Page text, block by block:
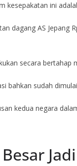
kesepakatan ini
dagang AS Jepang
secara bertahap
bahkan sudah
kedua negara